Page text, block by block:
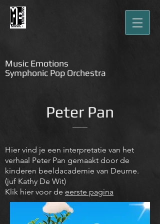
Music Emotions
Symphonic Pop Orchestra
Peter Pan
Hier vind je een interpretatie van het
verhaal Peter Pan gemaakt door de
kinderen beeldacademie van Deurne.
(juf Kathy De Wit)
Klik hier voor de eerste pagina